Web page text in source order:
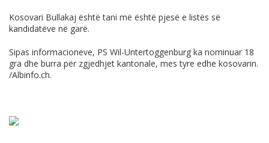
Kosovari Bullakaj është tani më është pjesë e listës së
kandidatëve në garë.
Sipas informacioneve, PS Wil-Untertoggenburg ka nominuar 18
gra dhe burra për zgjedhjet kantonale, mes tyre edhe kosovarin.
/Albinfo.ch.